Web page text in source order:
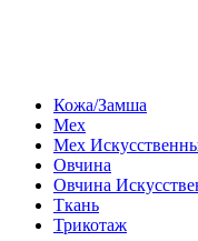
Кожа/Замша
Мех
Мех
Овчина
Овчина
Ткань
Трикотаж